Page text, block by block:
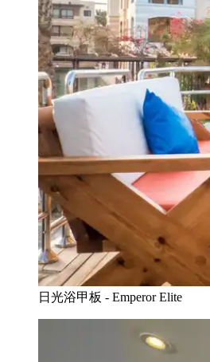
日光浴甲板 - Emperor Elite